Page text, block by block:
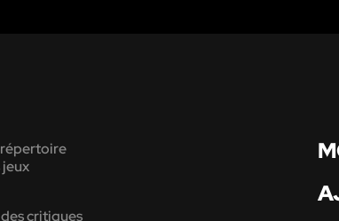
répertoire
critiques